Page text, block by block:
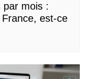
par mois :
est-ce